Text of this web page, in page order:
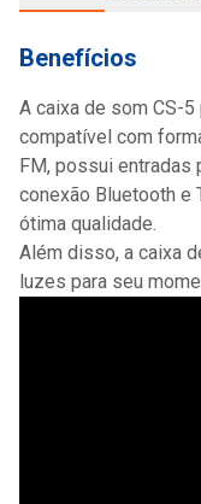
Benefícios
A caixa de som CS-
compatível com
FM, possui entradas
conexão Bluetooth e
ótima qualidade.
Além disso, a caixa
luzes para seu